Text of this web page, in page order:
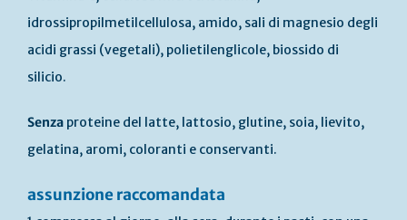
idrossipropilmetilcellulosa, amido, sali di magnesio degli
acidi grassi (vegetali), polietilenglicole, biossido di
silicio.
Senza proteine del latte, lattosio, glutine, soia, lievito,
gelatina, aromi, coloranti e conservanti.
assunzione raccomandata